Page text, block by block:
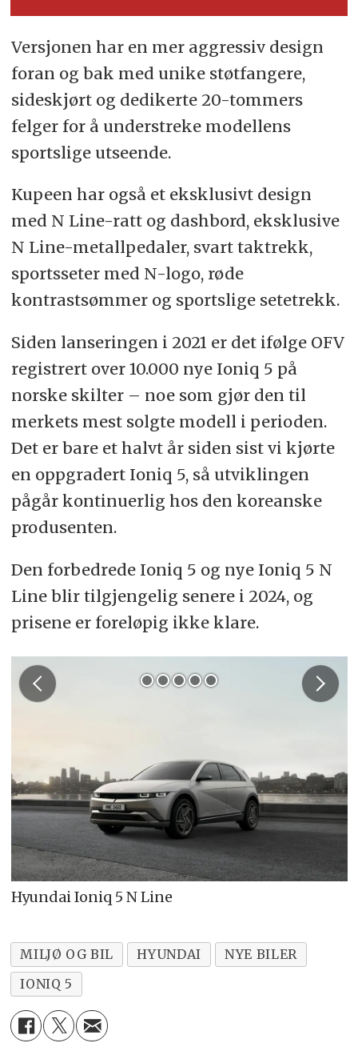
Versjonen har en mer aggressiv design
foran og bak med unike støtfangere,
sideskjørt og dedikerte 20-tommers
felger for å understreke modellens
sportslige utseende.
Kupeen har også et eksklusivt design
med N Line-ratt og dashbord, eksklusive
N Line-metallpedaler, svart taktrekk,
sportsseter med N-logo, røde
kontrastsømmer og sportslige setetrekk.
Siden lanseringen i 2021 er det ifølge OFV
registrert over 10.000 nye Ioniq 5 på
norske skilter – noe som gjør den til
merkets mest solgte modell i perioden.
Det er bare et halvt år siden sist vi kjørte
en oppgradert Ioniq 5, så utviklingen
pågår kontinuerlig hos den koreanske
produsenten.
Den forbedrede Ioniq 5 og nye Ioniq 5 N
Line blir tilgjengelig senere i 2024, og
prisene er foreløpig ikke klare.
Hyundai Ioniq 5 N Line
MILJØ OG BIL HYUNDAI
NYE BILER
IONIQ 5